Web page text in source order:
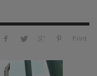
Print